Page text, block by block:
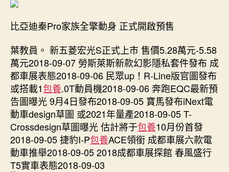
比亞迪秦Pro家族全擎動身 正式開啟預售
葉教員。 新五菱宏光S正式上市 售價5.28萬元-5.58
萬元2018-09-07 勞斯萊斯新款幻影隱私套件發布 成
都車展表態2018-09-06 民眾up！R-Line版官圖發布
或搭載1包養.0T動員機2018-09-06 奔跑EQC最新預
告圖曝光 9月4日發布2018-09-05 寶馬發布iNext電
動車design草圖 或2021年量產2018-09-05 T-
Crossdesign草圖曝光 估計將于包養10月份首發
2018-09-05 捷豹I-P包養ACE領銜 成都車展六款電
動車推舉2018-09-05 2018成都車展探館 春風盛行
T5實車表態2018-09-03